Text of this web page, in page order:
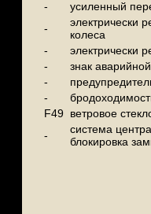
-
усиленный
-
электрически
колеса
-
электрически
-
знак
-
-
F49 ветровое
-
система
блокировка